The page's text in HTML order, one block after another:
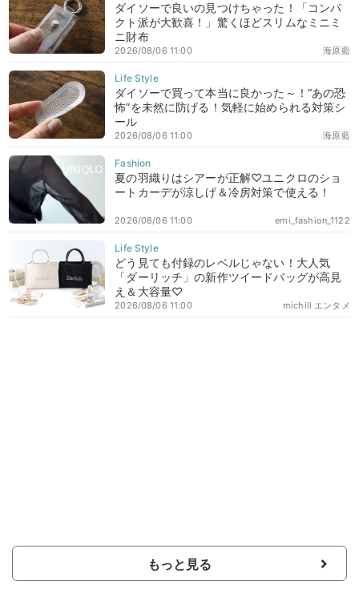
ダイソーで良いの見つけちゃった！「コンパ
クト派が大歓喜！」驚くほどスリムなミニミ
ニ財布
海原藍
2026/08/06 11:00
ダイソーで買って本当に良かった～！“あの恐
怖”を未然に防げる！気軽に始められる対策シ
ール
海原藍
2026/08/06 11:00
夏の羽織りはシアーが正解♡ユニクロのショ
ートカーデが涼しげ＆冷房対策で使える！
emi_fashion_1122
2026/08/06 11:00
どう見ても付録のレベルじゃない！大人気
「ダーリッチ」の新作ツイードバッグが高見
え＆大容量♡
michill エンタメ
2026/08/06 11:00
もっと見る